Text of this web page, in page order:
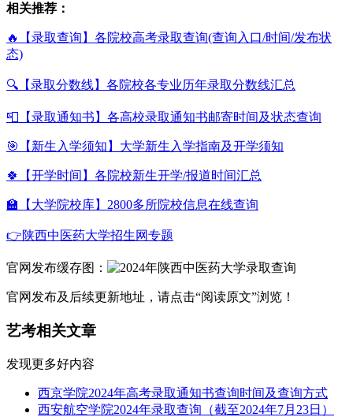
相关推荐：
🔥【录取查询】各院校高考录取查询(查询入口/时间/发布状
态)
🔍【录取分数线】各院校各专业历年录取分数线汇总
📮【录取通知书】各高校录取通知书邮寄时间及状态查询
🎯【新生入学须知】大学新生入学指南及开学须知
🍀【开学时间】各院校新生开学/报道时间汇总
🏫【大学院校库】2800多所院校信息在线查询
👉陕西中医药大学招生网专题
官网发布缓存图：
官网发布及后续更新地址，请点击“阅读原文”浏览！
艺考相关文章
发现更多好内容
西京学院2024年高考录取通知书查询时间及查询方式
西安航空学院2024年录取查询（截至2024年7月23日）